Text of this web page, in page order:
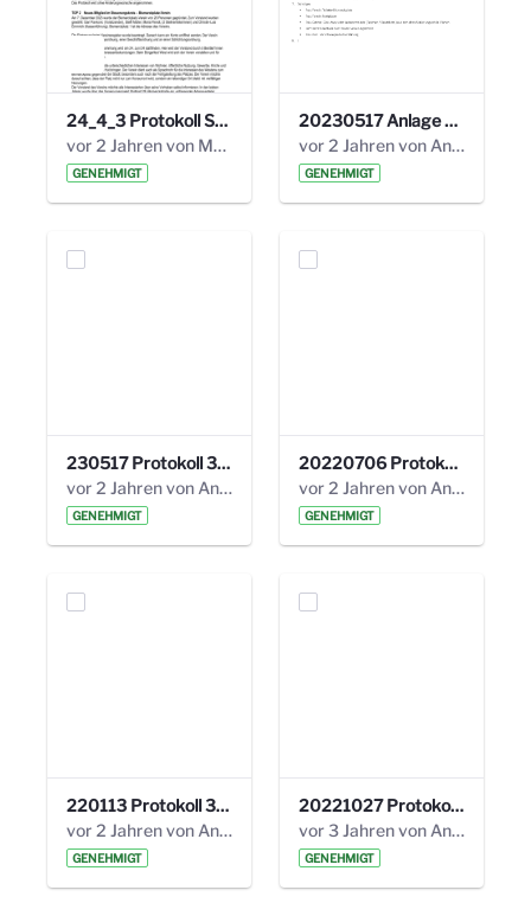
24_4_3 Protokoll Steuerungskreis.pdf
vor 2 Jahren von Marcel Eckert
GENEHMIGT
20230517 Anlage 1_35. Steuerungskreis.pdf
vor 2 Jahren von Anni Schlumberger
GENEHMIGT
230517 Protokoll 35. Steuerungskreis.pdf
vor 2 Jahren von Anni Schlumberger
GENEHMIGT
20220706 Protokoll 33. Steuerungskreis.pdf
vor 2 Jahren von Anni Schlumberger
GENEHMIGT
220113 Protokoll 32. Steuerungskreis.pdf
vor 2 Jahren von Anni Schlumberger
GENEHMIGT
20221027 Protokoll 34. Steuerungskreis.pdf
vor 3 Jahren von Anni Schlumberger
GENEHMIGT